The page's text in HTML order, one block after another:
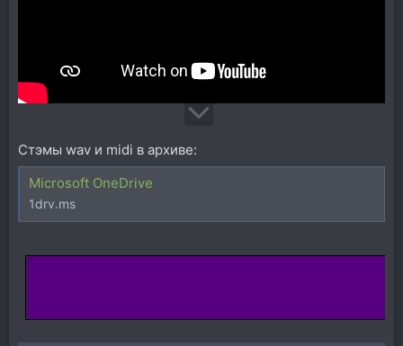
Стэмы wav и midi в архиве:
Microsoft OneDrive
1drv.ms